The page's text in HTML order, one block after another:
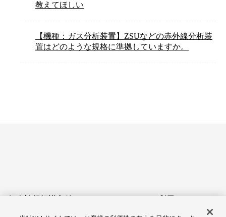
教えてほしい
【機種：ガス分析装置】ZSUなどの赤外線分析装
置はどのような規格に準拠していますか。